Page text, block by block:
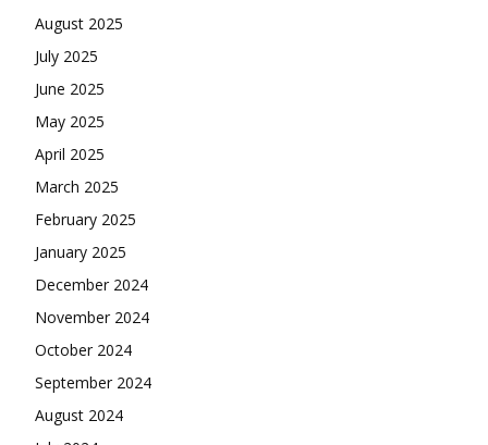
August 2025
July 2025
June 2025
May 2025
April 2025
March 2025
February 2025
January 2025
December 2024
November 2024
October 2024
September 2024
August 2024